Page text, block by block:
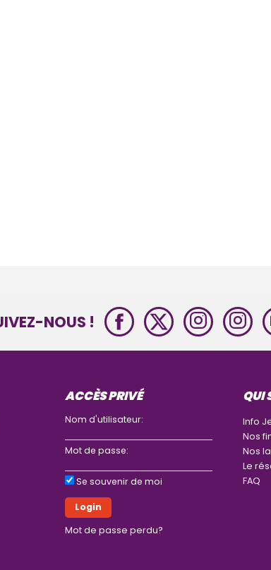
NOUS !
ACCÈS PRIVÉ
Nom d'utilisateur:
Mot de passe:
Se souvenir de moi
Mot de passe perdu?
QUI
Info
Nos
Nos
Le
FAQ